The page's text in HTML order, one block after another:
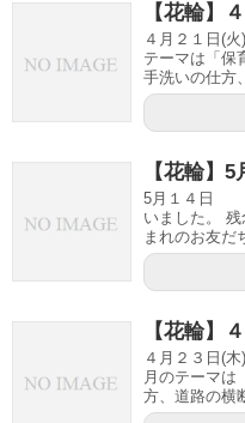
【花輪】
４月２１日(
テーマは「保
手洗いの仕方
【花輪】
5月１４日
いました。
まれのお友だ
【花輪】
４月２３日(
月のテーマは
方、道路の横